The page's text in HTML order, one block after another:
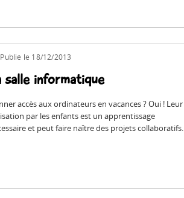
Publié le 18/12/2013
salle informatique
accès aux ordinateurs en vacances ? Oui ! Leur
par les enfants est un apprentissage
et peut faire naître des projets collaboratifs.